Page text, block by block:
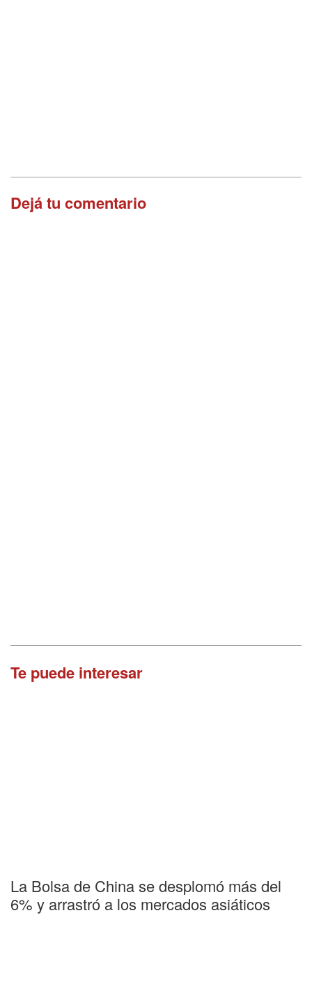
Dejá tu comentario
Te puede interesar
La Bolsa de China se desplomó más del
6% y arrastró a los mercados asiáticos